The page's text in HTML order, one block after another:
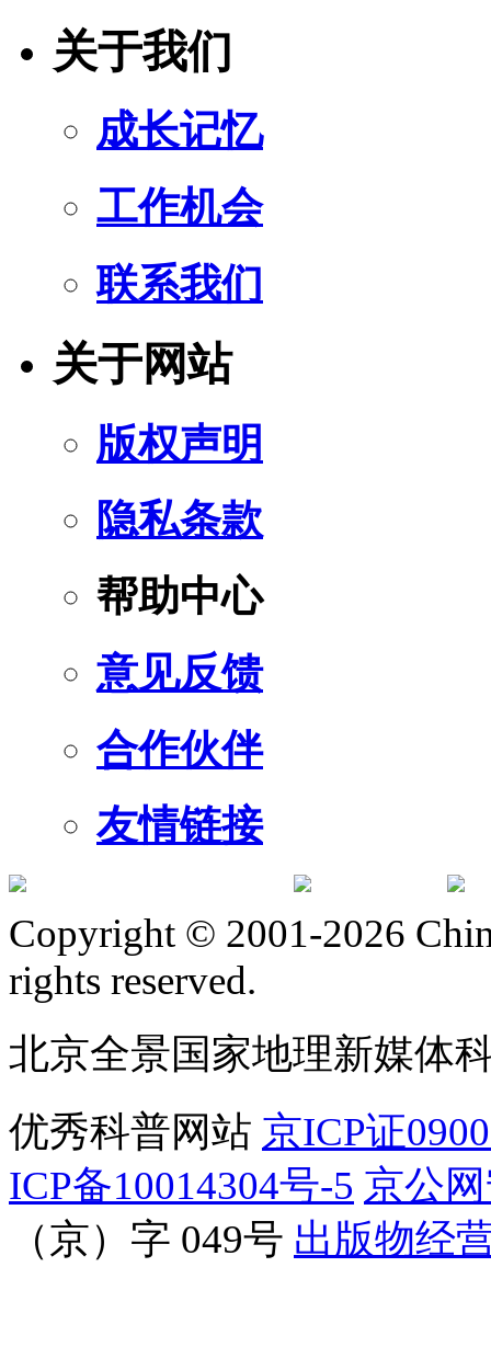
关于我们
成长记忆
工作机会
联系我们
关于网站
版权声明
隐私条款
帮助中心
意见反馈
合作伙伴
友情链接
Copyright © 2001-2026
rights reserved.
北京全景国家地理新媒体
优秀科普网站 京ICP证
ICP备10014304号-5 京公
（京）字 049号 出版物经